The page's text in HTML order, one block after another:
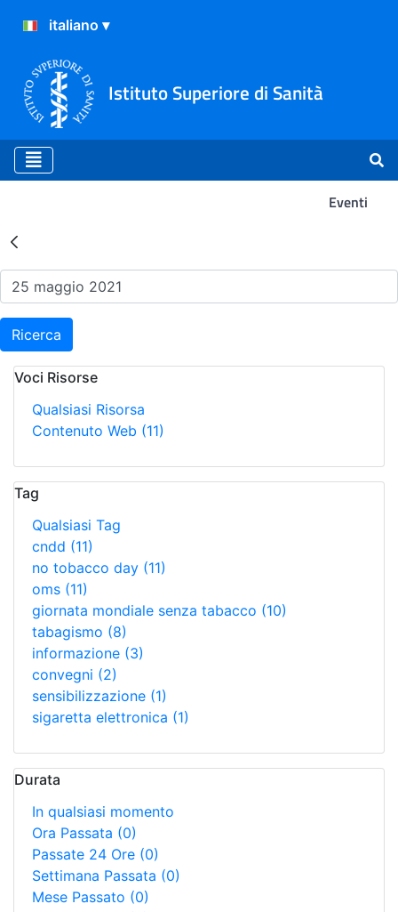
Istituto Superiore di Sanità
Eventi
Risultati della Ricerca -
Ricerca
Voci Risorse
Qualsiasi Risorsa
Contenuto Web (11)
Tag
Qualsiasi Tag
cndd (11)
no tobacco day (11)
oms (11)
giornata mondiale senza tabacco (10)
tabagismo (8)
informazione (3)
convegni (2)
sensibilizzazione (1)
sigaretta elettronica (1)
Durata
In qualsiasi momento
Ora Passata (0)
Passate 24 Ore (0)
Settimana Passata (0)
Mese Passato (0)